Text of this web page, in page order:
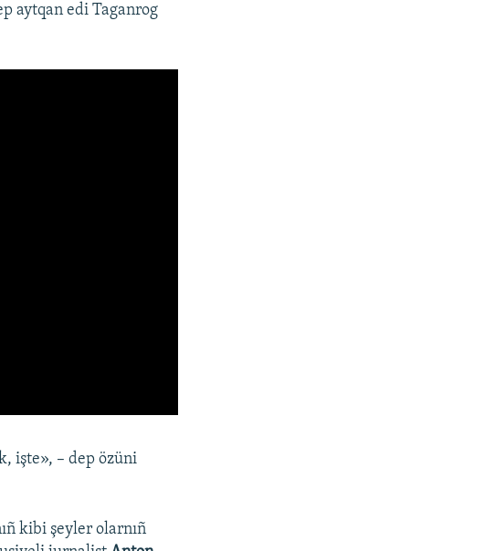
aytqan edi Taganrog
işte», – dep özüni
kibi şeyler olarnıñ